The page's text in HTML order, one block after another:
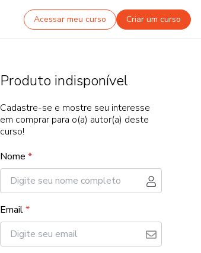
Acessar meu curso Criar um curso
Produto indisponível
Cadastre-se e mostre seu interesse
em comprar para o(a) autor(a) deste
curso!
Nome *
Email*